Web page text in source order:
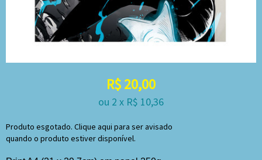
R$20,00
ou 2 x R$ 10,36
Produto esgotado. Clique aqui para ser avisado
quando o produto estiver disponível.